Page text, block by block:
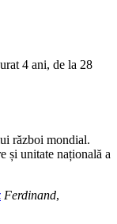
4 ani, de la 28
război mondial.
și unitate națională a
Ferdinand,